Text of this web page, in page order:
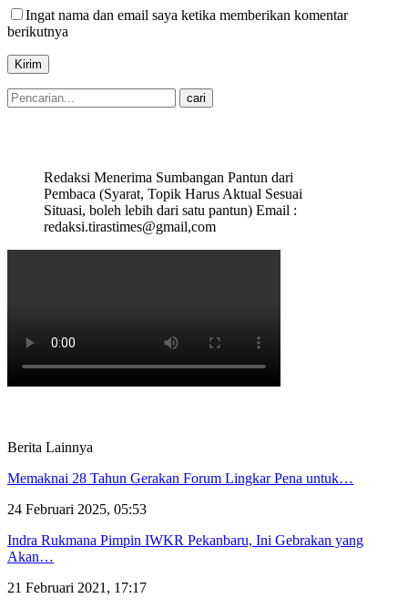
Ingat nama dan email saya ketika memberikan komentar
berikutnya
Redaksi Menerima Sumbangan Pantun dari
Pembaca (Syarat, Topik Harus Aktual Sesuai
Situasi, boleh lebih dari satu pantun) Email :
redaksi.tirastimes@gmail,com
Berita Lainnya
Memaknai 28 Tahun Gerakan Forum Lingkar Pena untuk…
24 Februari 2025, 05:53
Indra Rukmana Pimpin IWKR Pekanbaru, Ini Gebrakan yang
Akan…
21 Februari 2021, 17:17